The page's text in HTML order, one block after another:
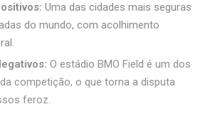
Uma das cidades mais seguras
do mundo, com acolhimento
O estádio BMO Field é um dos
competição, o que torna a disputa
feroz.